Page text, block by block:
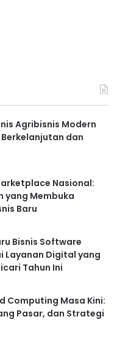
Agribisnis Modern
dan
Nasional:
yang Membuka
Baru
Bisnis Software
Layanan Digital yang
Tahun Ini
Computing Masa Kini:
Pasar, dan Strategi